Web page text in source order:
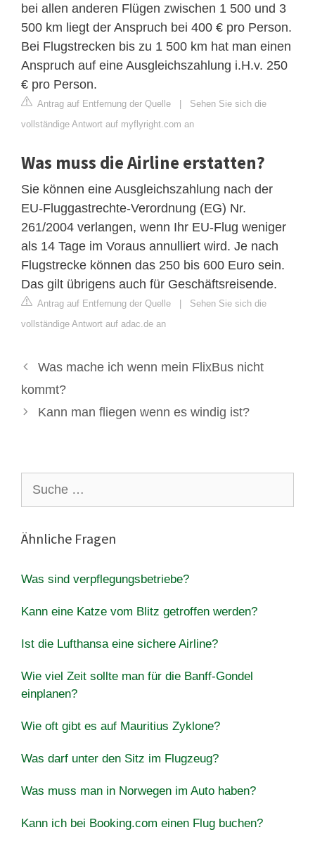
bei allen anderen Flügen zwischen 1 500 und 3
500 km liegt der Anspruch bei 400 € pro Person.
Bei Flugstrecken bis zu 1 500 km hat man einen
Anspruch auf eine Ausgleichszahlung i.H.v. 250
€ pro Person.
Antrag auf Entfernung der Quelle | Sehen Sie sich die
vollständige Antwort auf myflyright.com an
Was muss die Airline erstatten?
Sie können eine Ausgleichszahlung nach der
EU-Fluggastrechte-Verordnung (EG) Nr.
261/2004 verlangen, wenn Ihr EU-Flug weniger
als 14 Tage im Voraus annulliert wird. Je nach
Flugstrecke können das 250 bis 600 Euro sein.
Das gilt übrigens auch für Geschäftsreisende.
Antrag auf Entfernung der Quelle | Sehen Sie sich die
vollständige Antwort auf adac.de an
Was mache ich wenn mein FlixBus nicht
kommt?
Kann man fliegen wenn es windig ist?
nach:
Ähnliche Fragen
Was sind verpflegungsbetriebe?
Kann eine Katze vom Blitz getroffen werden?
Ist die Lufthansa eine sichere Airline?
Wie viel Zeit sollte man für die Banff-Gondel
einplanen?
Wie oft gibt es auf Mauritius Zyklone?
Was darf unter den Sitz im Flugzeug?
Was muss man in Norwegen im Auto haben?
Kann ich bei Booking.com einen Flug buchen?